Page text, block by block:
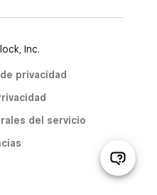
Inc.
privacidad
del servicio